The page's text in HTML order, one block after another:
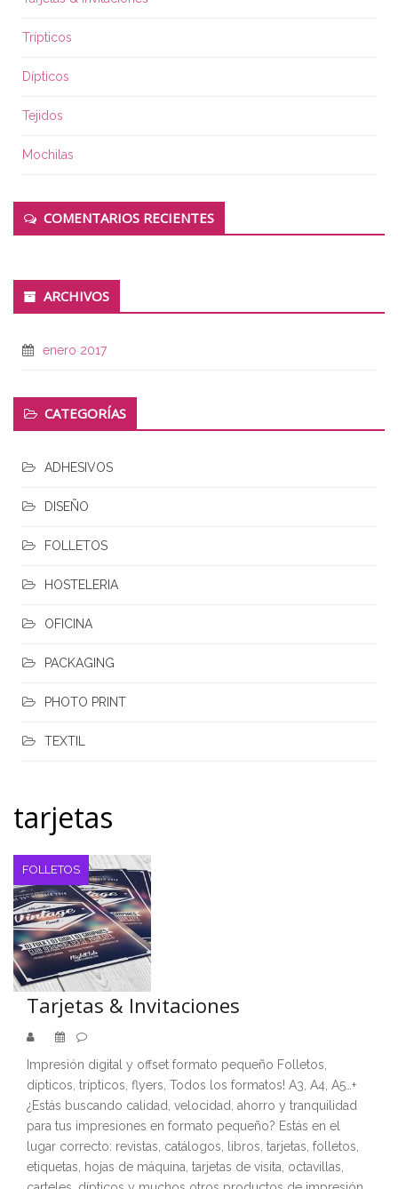
Trípticos
Dípticos
Tejidos
Mochilas
COMENTARIOS RECIENTES
ARCHIVOS
enero 2017
CATEGORÍAS
ADHESIVOS
DISEÑO
FOLLETOS
HOSTELERIA
OFICINA
PACKAGING
PHOTO PRINT
TEXTIL
tarjetas
FOLLETOS
Tarjetas & Invitaciones
Impresión digital y offset formato pequeño Folletos,
dípticos, trípticos, flyers, Todos los formatos! A3, A4, A5…+
¿Estás buscando calidad, velocidad, ahorro y tranquilidad
para tus impresiones en formato pequeño? Estás en el
lugar correcto: revistas, catálogos, libros, tarjetas, folletos,
etiquetas, hojas de máquina, tarjetas de visita, octavillas,